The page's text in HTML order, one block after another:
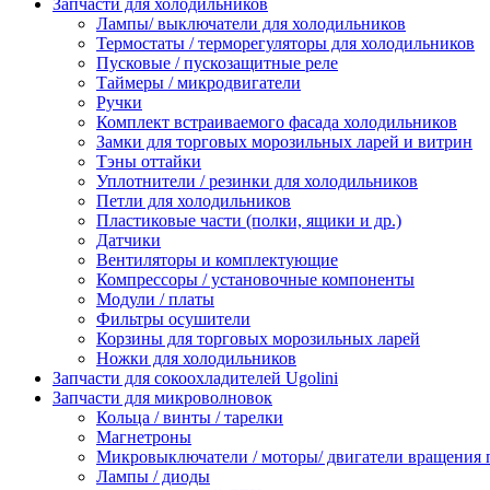
Запчасти для холодильников
Лампы/ выключатели для холодильников
Термостаты / терморегуляторы для холодильников
Пусковые / пускозащитные реле
Таймеры / микродвигатели
Ручки
Комплект встраиваемого фасада холодильников
Замки для торговых морозильных ларей и витрин
Тэны оттайки
Уплотнители / резинки для холодильников
Петли для холодильников
Пластиковые части (полки, ящики и др.)
Датчики
Вентиляторы и комплектующие
Компрессоры / установочные компоненты
Модули / платы
Фильтры осушители
Корзины для торговых морозильных ларей
Ножки для холодильников
Запчасти для сокоохладителей Ugolini
Запчасти для микроволновок
Кольца / винты / тарелки
Магнетроны
Микровыключатели / моторы/ двигатели вращения
Лампы / диоды